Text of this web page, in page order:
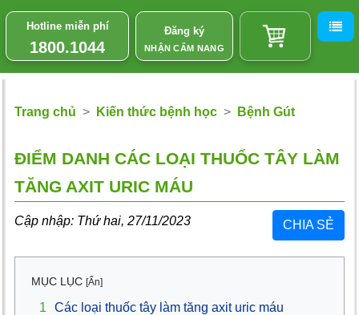
Hotline miễn phí
1800.1044
Đăng ký
NHẬN CẨM NANG
Trang chủ Kiến thức bệnh học Bệnh Gút
ĐIỂM DANH CÁC LOẠI THUỐC TÂY LÀM
TĂNG AXIT URIC MÁU
Cập nhập: Thứ hai, 27/11/2023 CHIA SẺ
MỤC LỤC [Ẩn]
1
Các loại thuốc tây làm tăng axit uric máu